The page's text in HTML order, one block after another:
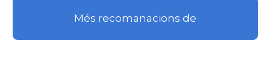
Més recomanacions de